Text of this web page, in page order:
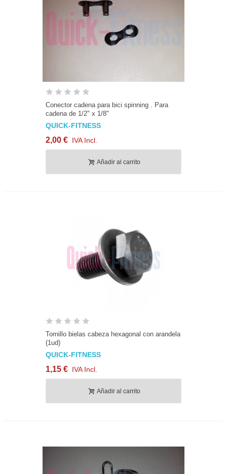
Conector cadena para bici spinning . Para
cadena de 1/2" x 1/8"
QUICK-FITNESS
2,00 € IVA Incl.
Añadir al carrito
Tornillo bielas cabeza hexagonal con arandela
(1ud)
QUICK-FITNESS
1,15 € IVA Incl.
Añadir al carrito